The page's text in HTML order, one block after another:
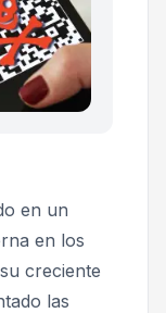
en un
en los
creciente
las